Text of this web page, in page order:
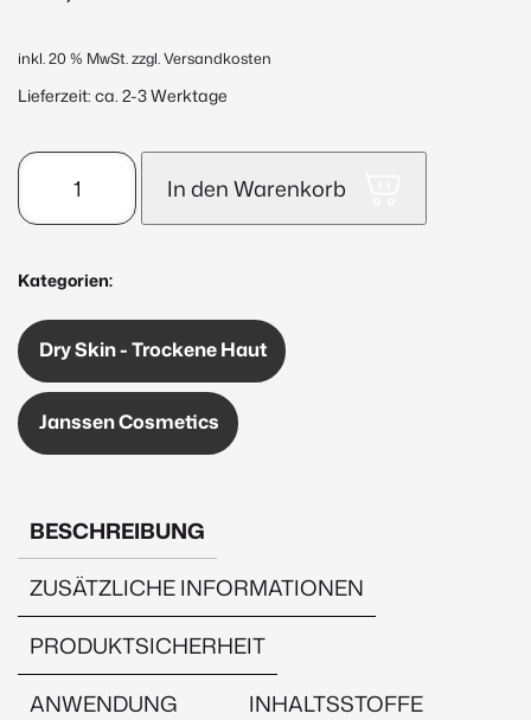
inkl. 20 % MwSt.zzgl. Versandkosten
Lieferzeit: ca. 2-3 Werktage
Hyaluron
Impulse
50Stk.
Menge
In den Warenkorb
Kategorien:
Dry Skin - Trockene Haut
Janssen Cosmetics
BESCHREIBUNG
ZUSÄTZLICHE INFORMATIONEN
PRODUKTSICHERHEIT
ANWENDUNG
INHALTSSTOFFE